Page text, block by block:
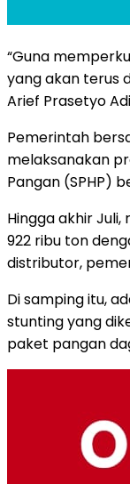
“Guna
yang akan terus
Arief Prasetyo
Pemerintah
melaksanakan
Pangan (SPHP)
Hingga akhir Juli,
922 ribu ton
distributor,
Di samping itu,
stunting yang
paket pangan